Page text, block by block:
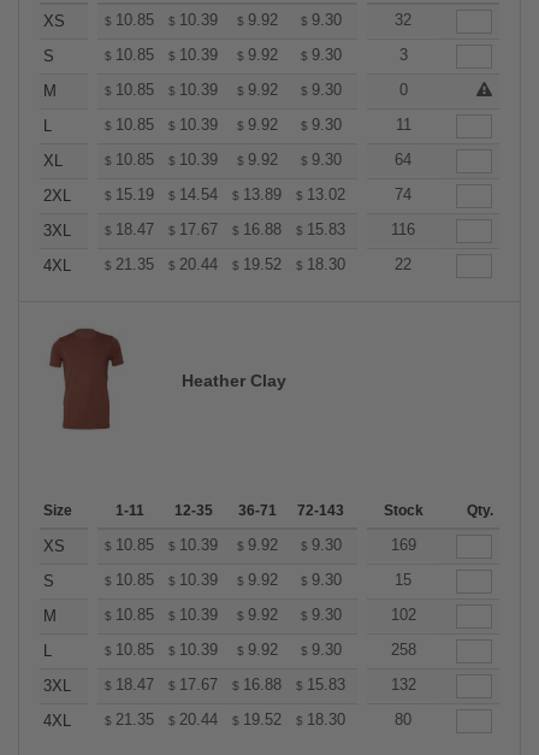
XS $ 10.85 $ 10.39 $ 9.92 $ 9.30 8.83
32
S
$ 10.85 $ 10.39 $ 9.92 $ 9.30 8.83
3
M
$ 10.85 $ 10.39 $ 9.92 $ 9.30 8.83
0
L
$ 10.85 $ 10.39 $ 9.92 $ 9.30 8.83
11
XL
$ 10.85 $ 10.39 $ 9.92 $ 9.30 8.83
64
2XL
$ 15.19 $ 14.54 $ 13.89 $ 13.02 12.37
74
3XL
$ 18.47 $ 17.67 $ 16.88 $ 15.83 15.04
116
4XL
$ 21.35 $ 20.44 $ 19.52 $ 18.30 17.38
22
Heather Clay
Size 1-11 12-35 36-71 72-143 144-287 288 + More
Stock Qty.
XS $ 10.85 $ 10.39 $ 9.92 $ 9.30 8.83
169
S
$ 10.85 $ 10.39 $ 9.92 $ 9.30 8.83
15
M
$ 10.85 $ 10.39 $ 9.92 $ 9.30 8.83
102
L
$ 10.85 $ 10.39 $ 9.92 $ 9.30 8.83
258
3XL
$ 18.47 $ 17.67 $ 16.88 $ 15.83 15.04
132
4XL
$ 21.35 $ 20.44 $ 19.52 $ 18.30 17.38
80